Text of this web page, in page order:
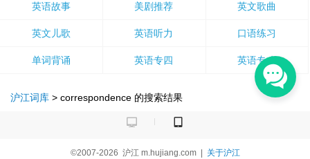
英语故事 美剧推荐 英文歌曲
英文儿歌 英语听力 口语练习
单词背诵 英语专四 英语专八
沪江词库 > correspondence 的搜索结果
©2007-2026 沪江 m.hujiang.com| 关于沪江